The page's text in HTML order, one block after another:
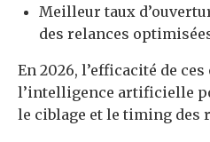
Meilleur taux
des relances
En 2026, l’efficacité de
l’intelligence artificielle
le ciblage et le timing des